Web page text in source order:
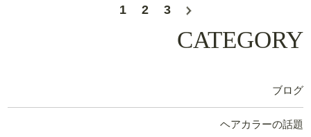
1 2 3
CATEGORY
ブログ
ヘアカラーの話題